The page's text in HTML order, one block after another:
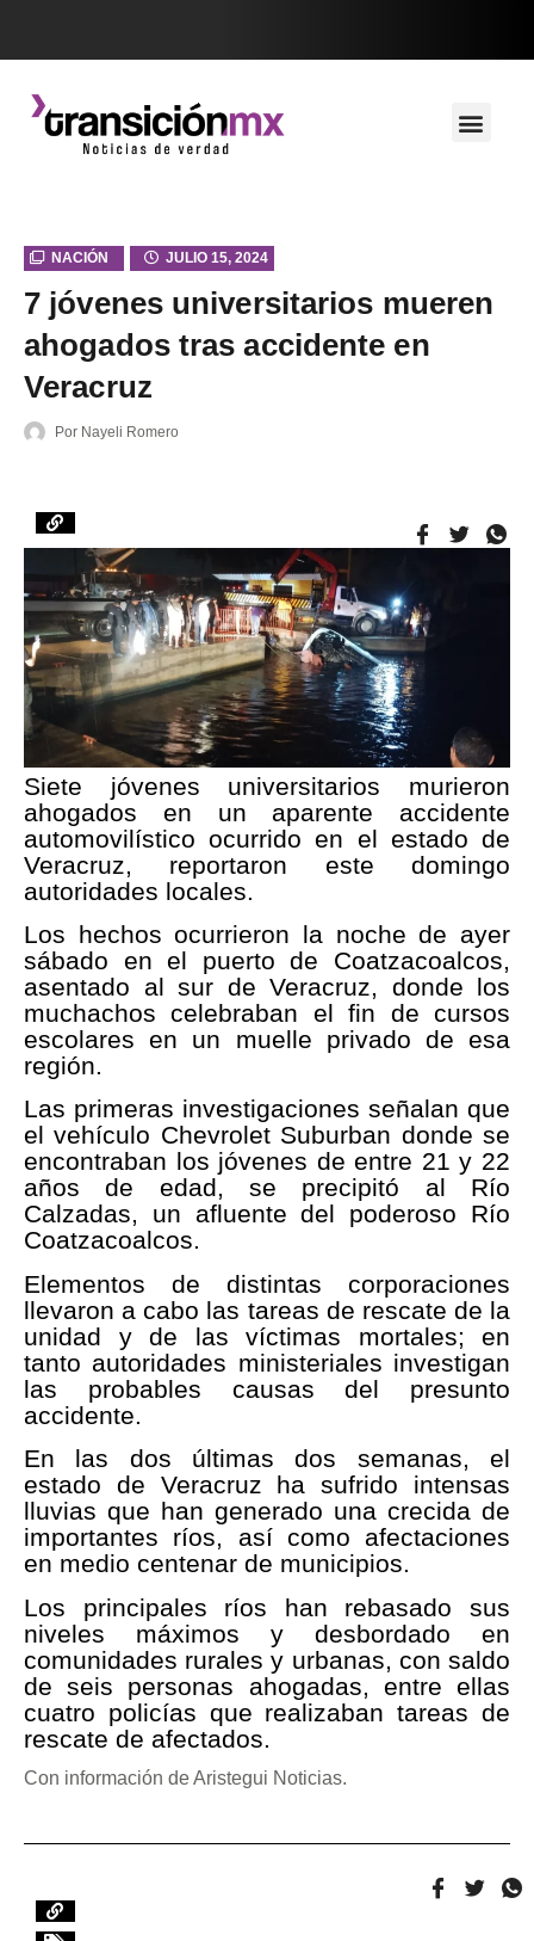
NACIÓN JULIO 15, 2024
7 jóvenes universitarios mueren
ahogados tras accidente en
Veracruz
Por Nayeli Romero
Siete jóvenes universitarios murieron
ahogados en un aparente accidente
automovilístico ocurrido en el estado de
Veracruz, reportaron este domingo
autoridades locales.
Los hechos ocurrieron la noche de ayer
sábado en el puerto de Coatzacoalcos,
asentado al sur de Veracruz, donde los
muchachos celebraban el fin de cursos
escolares en un muelle privado de esa
región.
Las primeras investigaciones señalan que
el vehículo Chevrolet Suburban donde se
encontraban los jóvenes de entre 21 y 22
años de edad, se precipitó al Río
Calzadas, un afluente del poderoso Río
Coatzacoalcos.
Elementos de distintas corporaciones
llevaron a cabo las tareas de rescate de la
unidad y de las víctimas mortales; en
tanto autoridades ministeriales investigan
las probables causas del presunto
accidente.
En las dos últimas dos semanas, el
estado de Veracruz ha sufrido intensas
lluvias que han generado una crecida de
importantes ríos, así como afectaciones
en medio centenar de municipios.
Los principales ríos han rebasado sus
niveles máximos y desbordado en
comunidades rurales y urbanas, con saldo
de seis personas ahogadas, entre ellas
cuatro policías que realizaban tareas de
rescate de afectados.
Con información de Aristegui Noticias.